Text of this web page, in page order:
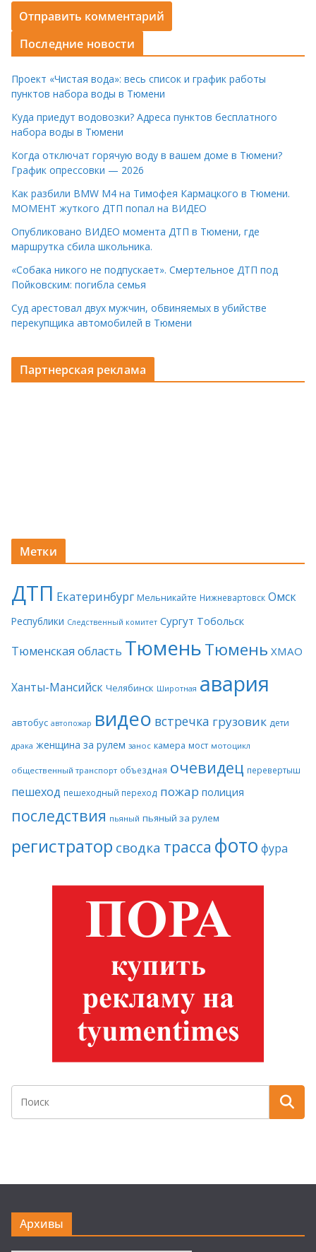
Последние новости
Проект «Чистая вода»: весь список и график работы
пунктов набора воды в Тюмени
Куда приедут водовозки? Адреса пунктов бесплатного
набора воды в Тюмени
Когда отключат горячую воду в вашем доме в Тюмени?
График опрессовки — 2026
Как разбили BMW M4 на Тимофея Кармацкого в Тюмени.
МОМЕНТ жуткого ДТП попал на ВИДЕО
Опубликовано ВИДЕО момента ДТП в Тюмени, где
маршрутка сбила школьника.
«Собака никого не подпускает». Смертельное ДТП под
Пойковским: погибла семья
Суд арестовал двух мужчин, обвиняемых в убийстве
перекупщика автомобилей в Тюмени
Партнерская реклама
Метки
ДТП Екатеринбург Мельникайте Нижневартовск Омск
Республики Следственный комитет Сургут Тобольск
Тюменская область ТюменьТюмень ХМАО
Ханты-Мансийск Челябинск Широтная авария
автобус автопожар видео встречка грузовик дети
драка женщина за рулем занос камера мост мотоцикл
общественный транспорт объездная очевидец перевертыш
пешеход пешеходный переход пожар полиция
последствия пьяный пьяный за рулем
регистратор сводка трасса фото фура
Архивы